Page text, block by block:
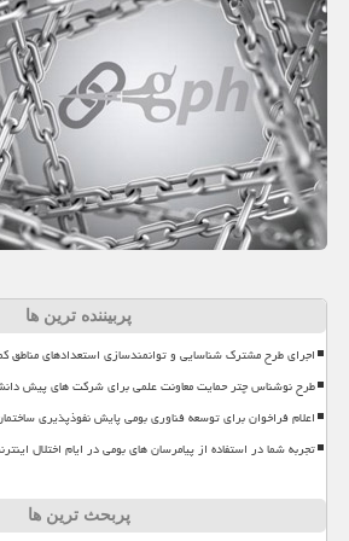
پربیننده ترین ها
اجرای طرح مشترک شناسایی و توانمندسازی استعدادهای مناطق
طرح نوشناس چتر حمایت معاونت علمی برای شرکت های پیش
اعلام فراخوان برای توسعه فناوری بومی پایش نفوذپذیری
تجربه شما در استفاده از پیامرسان های بومی در ایام اختلال
پربحث ترین ها